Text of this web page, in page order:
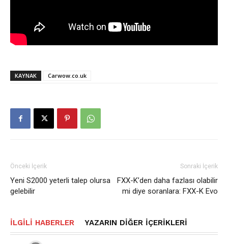
KAYNAK Carwow.co.uk
Önceki İçerik
Yeni S2000 yeterli talep olursa
gelebilir
Sonraki İçerik
FXX-K’den daha fazlası olabilir
mi diye soranlara: FXX-K Evo
İLGILI HABERLER YAZARIN DIĞER İÇERIKLERI